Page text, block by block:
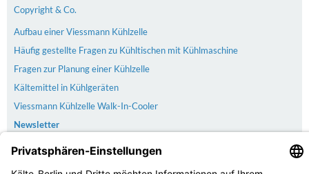
Copyright & Co.
Aufbau einer Viessmann Kühlzelle
Häufig gestellte Fragen zu Kühltischen mit Kühlmaschine
Fragen zur Planung einer Kühlzelle
Kältemittel in Kühlgeräten
Viessmann Kühlzelle Walk-In-Cooler
Newsletter
Versand
Der Versand erfolgt kostenlos & versichert ab 100€ Bestellwert